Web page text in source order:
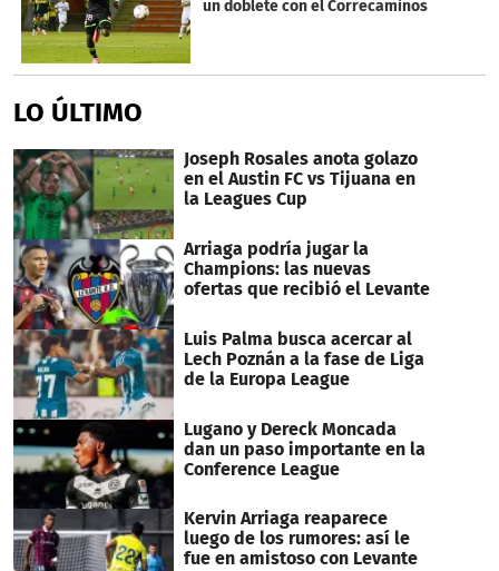
un doblete con el Correcaminos
LO ÚLTIMO
Joseph Rosales anota golazo
en el Austin FC vs Tijuana en
la Leagues Cup
Arriaga podría jugar la
Champions: las nuevas
ofertas que recibió el Levante
Luis Palma busca acercar al
Lech Poznán a la fase de Liga
de la Europa League
Lugano y Dereck Moncada
dan un paso importante en la
Conference League
Kervin Arriaga reaparece
luego de los rumores: así le
fue en amistoso con Levante